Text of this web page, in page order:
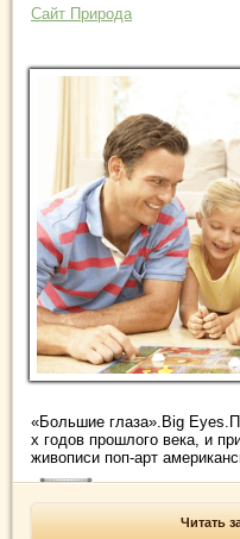
Сайт Природа
«Большие глаза».Big
х годов прошлого века, и
живописи поп-арт
Читать